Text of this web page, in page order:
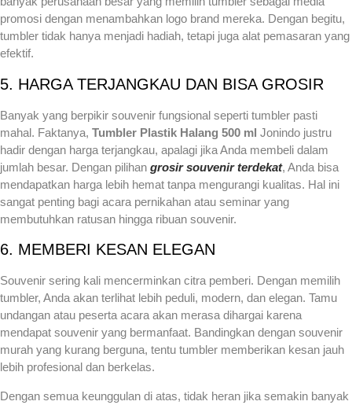
promosi dengan menambahkan logo brand mereka. Dengan begitu,
tumbler tidak hanya menjadi hadiah, tetapi juga alat pemasaran yang
efektif.
5. HARGA TERJANGKAU DAN BISA GROSIR
Banyak yang berpikir souvenir fungsional seperti tumbler pasti
mahal. Faktanya, Tumbler Plastik Halang 500 ml Jonindo justru
hadir dengan harga terjangkau, apalagi jika Anda membeli dalam
jumlah besar. Dengan pilihan grosir souvenir terdekat, Anda bisa
mendapatkan harga lebih hemat tanpa mengurangi kualitas. Hal ini
sangat penting bagi acara pernikahan atau seminar yang
membutuhkan ratusan hingga ribuan souvenir.
6. MEMBERI KESAN ELEGAN
Souvenir sering kali mencerminkan citra pemberi. Dengan memilih
tumbler, Anda akan terlihat lebih peduli, modern, dan elegan. Tamu
undangan atau peserta acara akan merasa dihargai karena
mendapat souvenir yang bermanfaat. Bandingkan dengan souvenir
murah yang kurang berguna, tentu tumbler memberikan kesan jauh
lebih profesional dan berkelas.
Dengan semua keunggulan di atas, tidak heran jika semakin banyak